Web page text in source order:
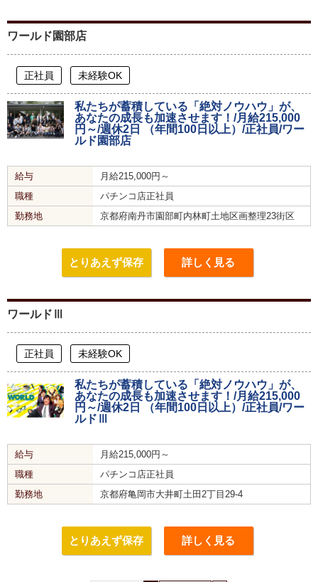
ワールド園部店
正社員 未経験OK
私たちが蓄積している「絶対ノウハウ」が、
あなたの成長も加速させます！/月給215,000
円～/週休2日 （年間100日以上）/正社員/ワー
ルド園部店
給与
月給215,000円～
職種
パチンコ店正社員
勤務地
京都府南丹市園部町内林町土地区画整理23街区
とりあえず保存 詳しく見る
ワールドⅢ
正社員 未経験OK
私たちが蓄積している「絶対ノウハウ」が、
あなたの成長も加速させます！/月給215,000
円～/週休2日 （年間100日以上）/正社員/ワー
ルドⅢ
給与
月給215,000円～
職種
パチンコ店正社員
勤務地
京都府亀岡市大井町土田2丁目29-4
とりあえず保存 詳しく見る